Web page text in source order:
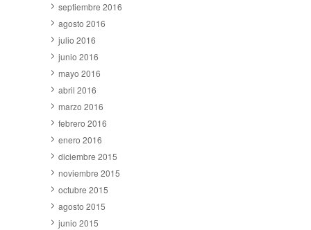
septiembre 2016
agosto 2016
julio 2016
junio 2016
mayo 2016
abril 2016
marzo 2016
febrero 2016
enero 2016
diciembre 2015
noviembre 2015
octubre 2015
agosto 2015
junio 2015